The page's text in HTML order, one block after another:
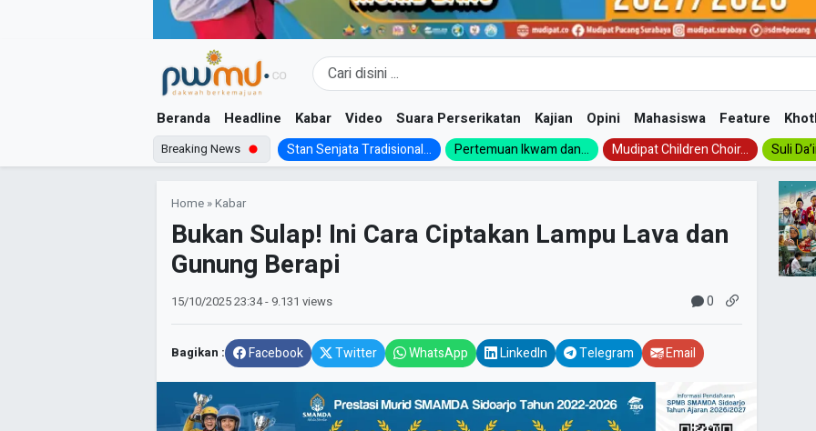
Beranda Headline Kabar Video Suara Perserikatan Kajian Opini Mahasiswa Feature
Breaking News Stan Senjata Tradisional... Pertemuan Ikwam dan... Mudipat Children Choir... Suli
Home »Kabar
Bukan Sulap! Ini Cara Ciptakan Lampu Lava dan
Gunung Berapi
15/10/202523:34- 9.131 views 0
Bagikan : Facebook Twitter WhatsApp LinkedIn Telegram Email